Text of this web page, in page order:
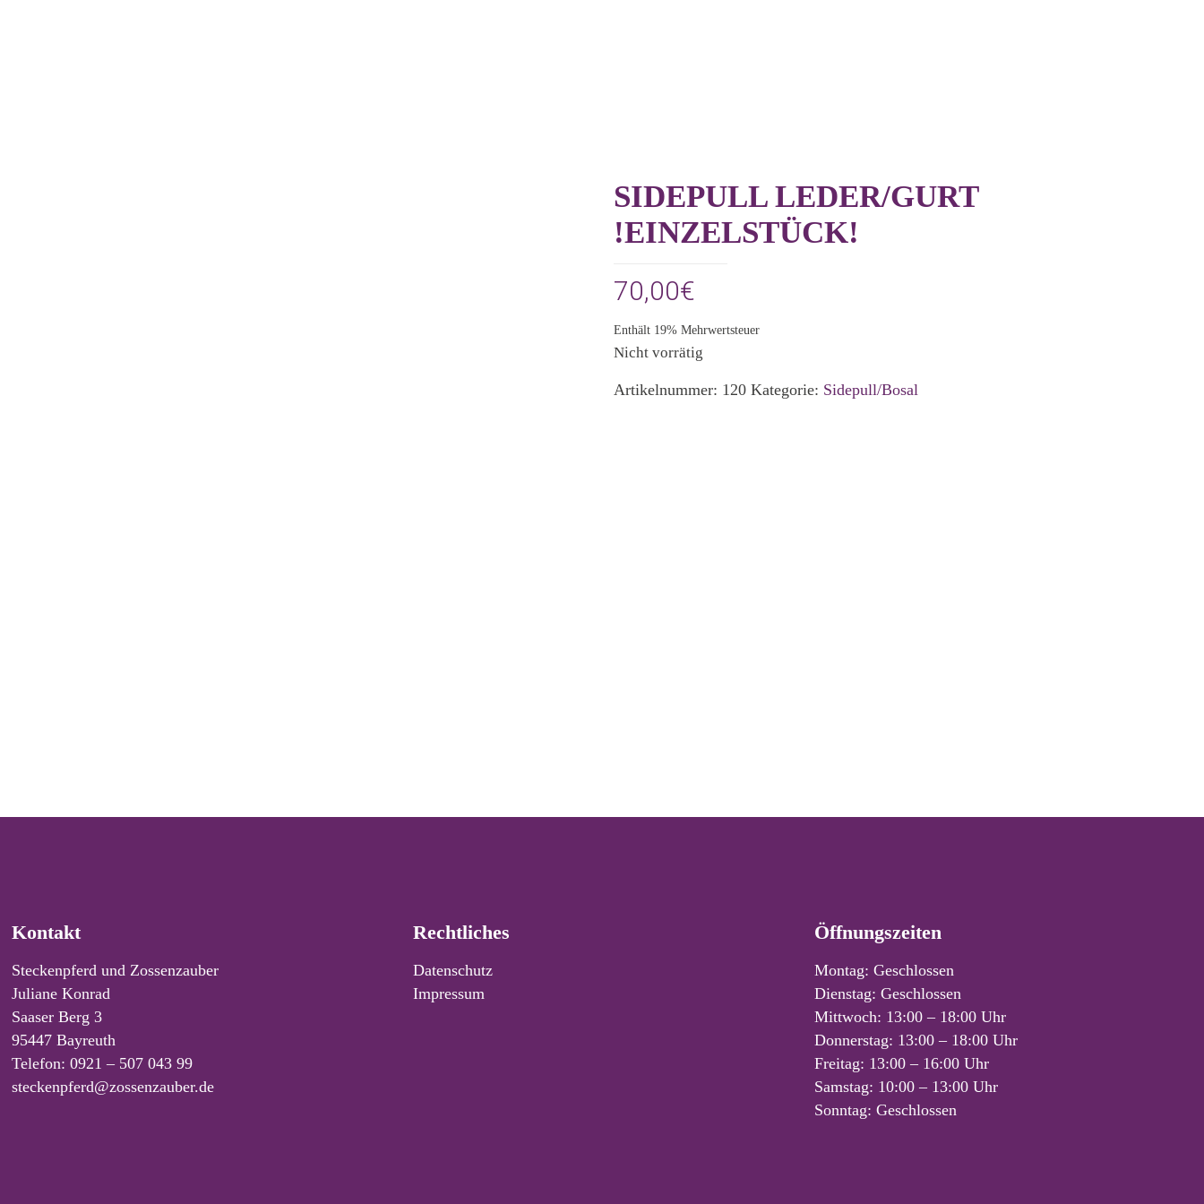
SIDEPULL LEDER/GURT
!EINZELSTÜCK!
70,00€
Enthält 19% Mehrwertsteuer
Nicht vorrätig
Artikelnummer: 120 Kategorie: Sidepull/Bosal
Kontakt
Steckenpferd und Zossenzauber
Juliane Konrad
Saaser Berg 3
95447 Bayreuth
Telefon: 0921 – 507 043 99
steckenpferd@zossenzauber.de
Rechtliches
Datenschutz
Impressum
Öffnungszeiten
Montag: Geschlossen
Dienstag: Geschlossen
Mittwoch: 13:00 – 18:00 Uhr
Donnerstag: 13:00 – 18:00 Uhr
Freitag: 13:00 – 16:00 Uhr
Samstag: 10:00 – 13:00 Uhr
Sonntag: Geschlossen